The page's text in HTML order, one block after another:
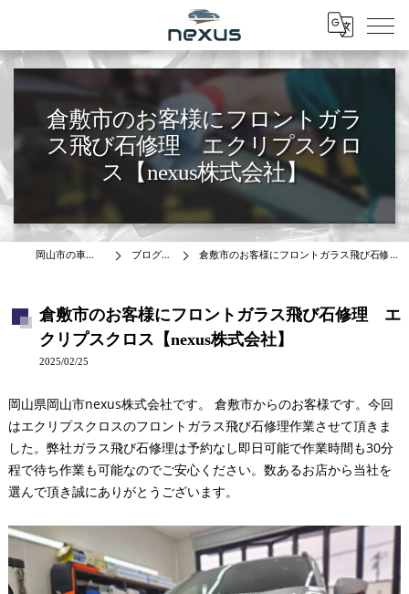
Menu
倉敷市のお客様にフロントガラ
ス飛び石修理 エクリプスクロ
ス【nexus株式会社】
岡山市の車はnexus株式会社 ブログ(施工事例) 倉敷市のお客様にフロントガラス飛び石修理 エクリプスクロス【nexus株式会社】
倉敷市のお客様にフロントガラス飛び石修理 エ
クリプスクロス【nexus株式会社】
2025/02/25
岡山県岡山市nexus株式会社です。 倉敷市からのお客様です。今回
はエクリプスクロスのフロントガラス飛び石修理作業させて頂きま
した。弊社ガラス飛び石修理は予約なし即日可能で作業時間も30分
程で待ち作業も可能なのでご安心ください。数あるお店から当社を
選んで頂き誠にありがとうございます。